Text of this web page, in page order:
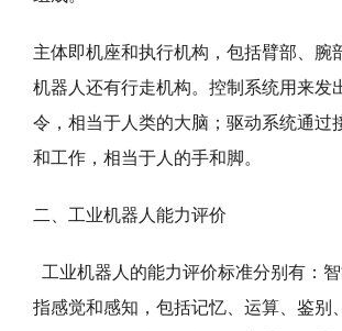
主体即机座和执行机构，包括臂部、腕
机器人还有行走机构。控制系统用来发
令，相当于人类的大脑；驱动系统通过
和工作，相当于人的手和脚。
二、工业机器人能力评价
工业机器人的能力评价标准分别有：
指感觉和感知，包括记忆、运算、鉴别